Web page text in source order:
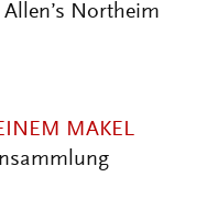
Northeim
MAKEL